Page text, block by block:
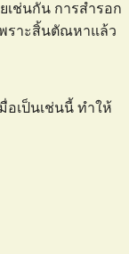
เช่นกัน การสำรอก
พราะสิ้นตัณหาแล้ว
อเป็นเช่นนี้ ทำให้